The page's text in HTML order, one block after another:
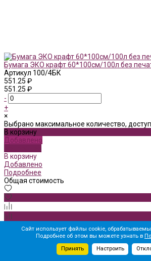
Бумага ЭКО крафт 60*100см/100л без
Артикул 100/4БК
551.25 ₽
551.25 ₽
-
+
×
Выбрано максимальное количество,
В корзину
Добавлено
В корзину
Добавлено
Подробнее
Общая стоимость
Сайт использует файлы cookie,
Подробнее об этом вы можете узнать в
Принять
Настроить